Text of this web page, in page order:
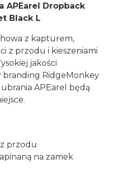
APEarel Dropback
Black L
z kapturem,
z przodu i kieszeniami
jakości
RidgeMonkey
APEarel będą
z przodu
na zamek